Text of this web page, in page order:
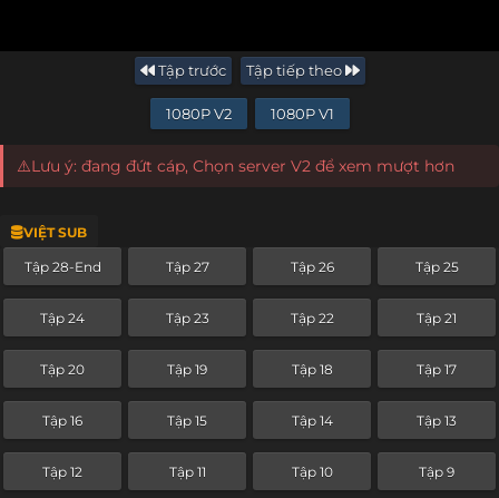
Tập trước Tập tiếp theo
1080P V2 1080P V1
⚠️Lưu ý: đang đứt cáp, Chọn server V2 để xem mượt hơn
VIỆT SUB
Tập 28-End Tập 27 Tập 26 Tập 25
Tập 24 Tập 23 Tập 22 Tập 21
Tập 20 Tập 19 Tập 18 Tập 17
Tập 16 Tập 15 Tập 14 Tập 13
Tập 12 Tập 11 Tập 10 Tập 9